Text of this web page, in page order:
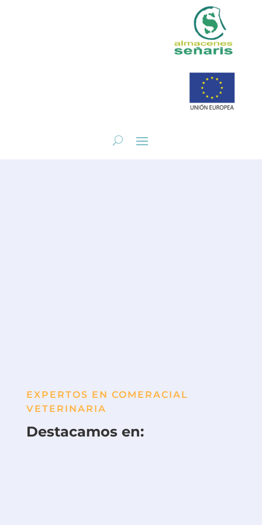
EXPERTOS EN COMERACIAL
VETERINARIA
Destacamos en: